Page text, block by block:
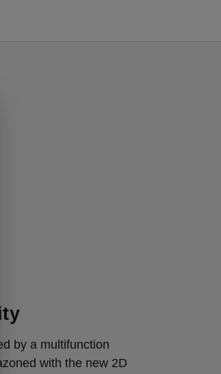
by a multifunction
with the new 2D